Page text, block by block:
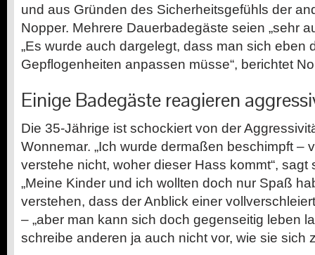
und aus Gründen des Sicherheitsgefühls der
Nopper. Mehrere Dauerbadegäste seien „sehr
„Es wurde auch dargelegt, dass man sich eben
Gepflogenheiten anpassen müsse“, berichtet
Einige Badegäste reagieren
Die 35-Jährige ist schockiert von der
Wonnemar. „Ich wurde dermaßen beschimpft –
verstehe nicht, woher dieser Hass kommt“, sagt
„Meine Kinder und ich wollten doch nur Spaß
verstehen, dass der Anblick einer
– „aber man kann sich doch gegenseitig leben
schreibe anderen ja auch nicht vor, wie sie sich